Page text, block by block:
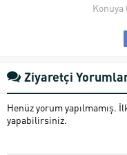
Konuya
Ziyaretçi
Henüz yorum yapılmamış.
yapabilirsiniz.